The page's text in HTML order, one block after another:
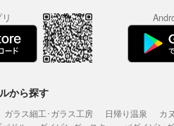
から探す
ガラス細工･ガラス工房 日帰り温泉
カ